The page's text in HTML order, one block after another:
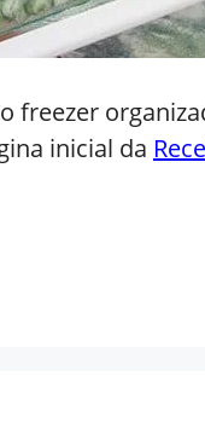
freezer
inicial da